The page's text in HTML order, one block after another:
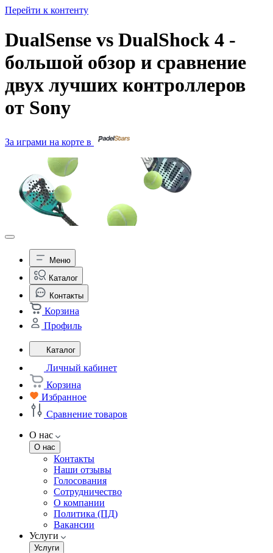
Перейти к контенту
DualSense vs DualShock 4 -
большой обзор и сравнение
двух лучших контроллеров
от Sony
За играми на корте в
Меню
Каталог
Контакты
Корзина
Профиль
Каталог
Личный кабинет
Корзина
Избранное
Сравнение товаров
О нас
О нас
Контакты
Наши отзывы
Голосования
Сотрудничество
О компании
Политика (ПД)
Вакансии
Услуги
Услуги